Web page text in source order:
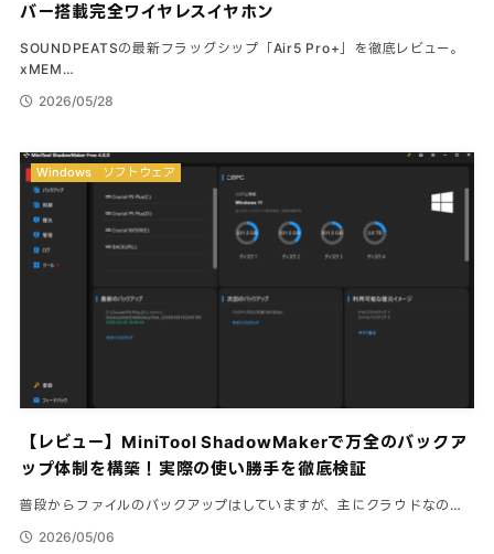
バー搭載完全ワイヤレスイヤホン
SOUNDPEATSの最新フラッグシップ「Air5 Pro+」を徹底レビュー。
xMEM…
2026/05/28
【レビュー】MiniTool ShadowMakerで万全のバックア
ップ体制を構築！実際の使い勝手を徹底検証
普段からファイルのバックアップはしていますが、主にクラウドなの…
2026/05/06
Windows ソフトウェア